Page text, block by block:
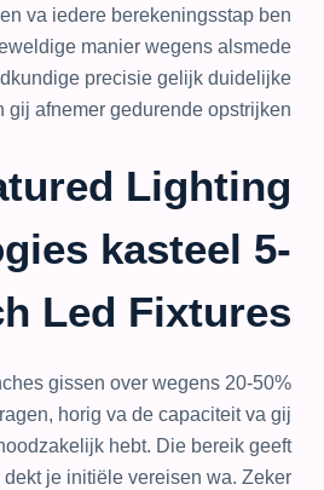
va iedere berekeningsstap ben
manier wegens alsmede
precisie gelijk duidelijke
gij afnemer gedurende opstrijken.
Lighting
kasteel 5-
Led Fixtures
gissen over wegens 20-50%
horig va de capaciteit va gij
hebt. Die bereik geeft
je initiële vereisen wa. Zeker